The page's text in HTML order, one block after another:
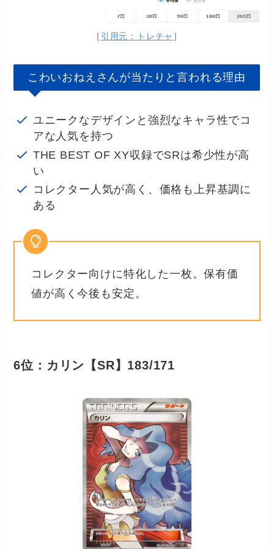
［ 引用元：トレチャ ］
こわいおねえさんが当たりと言われる理由
ユニークなデザインと強烈なキャラ性でコ
アな人気を持つ
THE BEST OF XY収録でSRは希少性が高
い
コレクター人気が高く、価格も上昇基調に
ある
コレクター向けに特化した一枚。保有価
値が高く今後も安定。
6位：カリン【SR】183/171